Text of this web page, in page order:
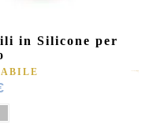
in Silicone per